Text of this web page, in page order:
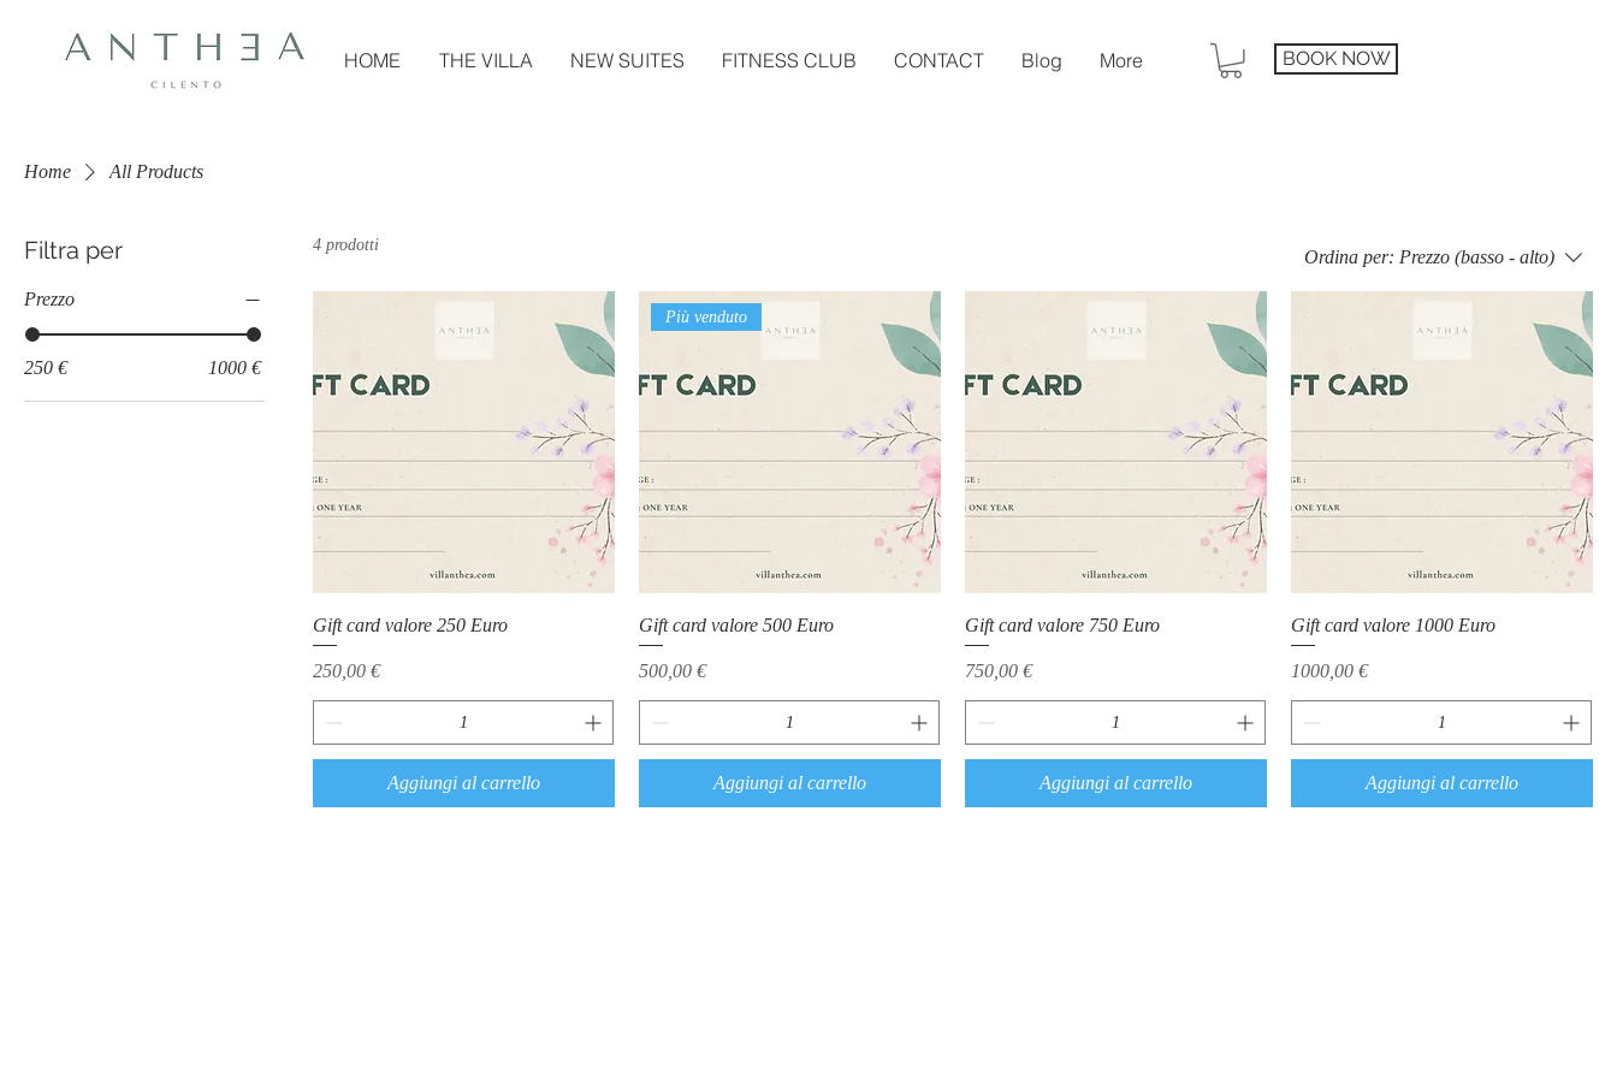
HOME THE VILLA NEW SUITES FITNESS CLUB CONTACT Blog More BOOK NOW
Home All Products
Filtra per
Prezzo
250 € 1000 €
4 prodotti
Ordina per: Prezzo (basso - alto)
Gift card valore 250 Euro
Prezzo
250,00 €
Aggiungi al carrello
Più venduto
Gift card valore 500 Euro
Prezzo
500,00 €
Aggiungi al carrello
Gift card valore 750 Euro
Prezzo
750,00 €
Aggiungi al carrello
Gift card valore 1000 Euro
Prezzo
1000,00 €
Aggiungi al carrello